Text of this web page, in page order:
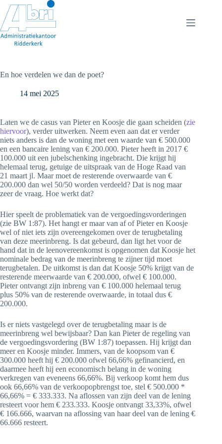
naar
de
inhoud
En hoe verdelen we dan de poet?
14 mei 2025
Laten we de casus van Pieter en Koosje die gaan scheiden (zie
hiervoor), verder uitwerken. Neem even aan dat er verder
niets anders is dan de woning met een waarde van € 500.000
en een bancaire lening van € 200.000. Pieter heeft in 2017 €
100.000 uit een jubelschenking ingebracht. Die krijgt hij
helemaal terug, getuige de uitspraak van de Hoge Raad van
21 maart jl. Maar moet de resterende overwaarde van €
200.000 dan wel 50/50 worden verdeeld? Dat is nog maar
zeer de vraag. Hoe werkt dat?
Hier speelt de problematiek van de vergoedingsvorderingen
(zie BW 1:87). Het hangt er maar van af of Pieter en Koosje
wel of niet iets zijn overeengekomen over de terugbetaling
van deze meerinbreng. Is dat gebeurd, dan ligt het voor de
hand dat in de leenovereenkomst is opgenomen dat Koosje het
nominale bedrag van de meerinbreng te zijner tijd moet
terugbetalen. De uitkomst is dan dat Koosje 50% krijgt van de
resterende meerwaarde van € 200.000, ofwel € 100.000.
Pieter ontvangt zijn inbreng van € 100.000 helemaal terug
plus 50% van de resterende overwaarde, in totaal dus €
200.000.
Is er niets vastgelegd over de terugbetaling maar is de
meerinbreng wel bewijsbaar? Dan kan Pieter de regeling van
de vergoedingsvordering (BW 1:87) toepassen. Hij krijgt dan
meer en Koosje minder. Immers, van de koopsom van €
300.000 heeft hij € 200.000 ofwel 66,66% gefinancierd, en
daarmee heeft hij een economisch belang in de woning
verkregen van eveneens 66,66%. Bij verkoop komt hem dus
ook 66,66% van de verkoopopbrengst toe, stel € 500.000 *
66,66% = € 333.333. Na aflossen van zijn deel van de lening
resteert voor hem € 233.333. Koosje ontvangt 33,33%, ofwel
€ 166.666, waarvan na aflossing van haar deel van de lening €
66.666 resteert.